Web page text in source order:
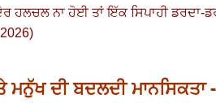
ਹਲਚਲ ਨਾ ਹੋਈ ਤਾਂ ਇੱਕ ਸਿਪਾਹੀ ਡਰਦਾ-
ਮਨੁੱਖ ਦੀ ਬਦਲਦੀ